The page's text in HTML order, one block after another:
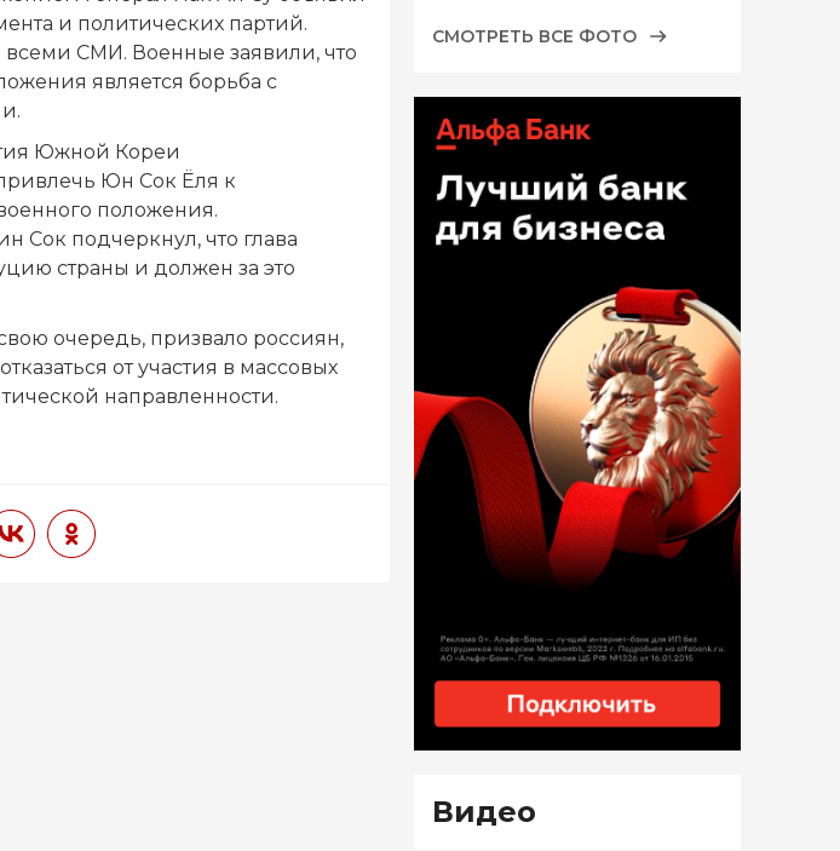
и политических партий.
всеми СМИ. Военные заявили, что
является борьба с
Южной Кореи
Юн Сок Ёля к
положения.
Сок подчеркнул, что глава
страны и должен за это
очередь, призвало россиян,
от участия в массовых
направленности.
СМОТРЕТЬ ВСЕ ФОТО
Видео